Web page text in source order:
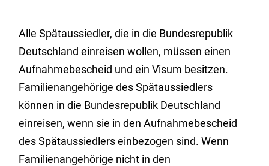
Alle Spätaussiedler, die in die Bundesrepublik
Deutschland einreisen wollen, müssen einen
Aufnahmebescheid und ein Visum besitzen.
Familienangehörige des Spätaussiedlers
können in die Bundesrepublik Deutschland
einreisen, wenn sie in den Aufnahmebescheid
des Spätaussiedlers einbezogen sind. Wenn
Familienangehörige nicht in den